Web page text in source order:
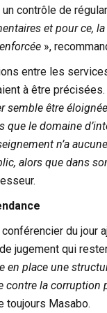
contrôle de
et pour ce,
»,
entre les
à être précisées.
semble être
que le domaine
n’a
alors que dans
du jour
jugement qui
en place une
la corruption
toujours Masabo.